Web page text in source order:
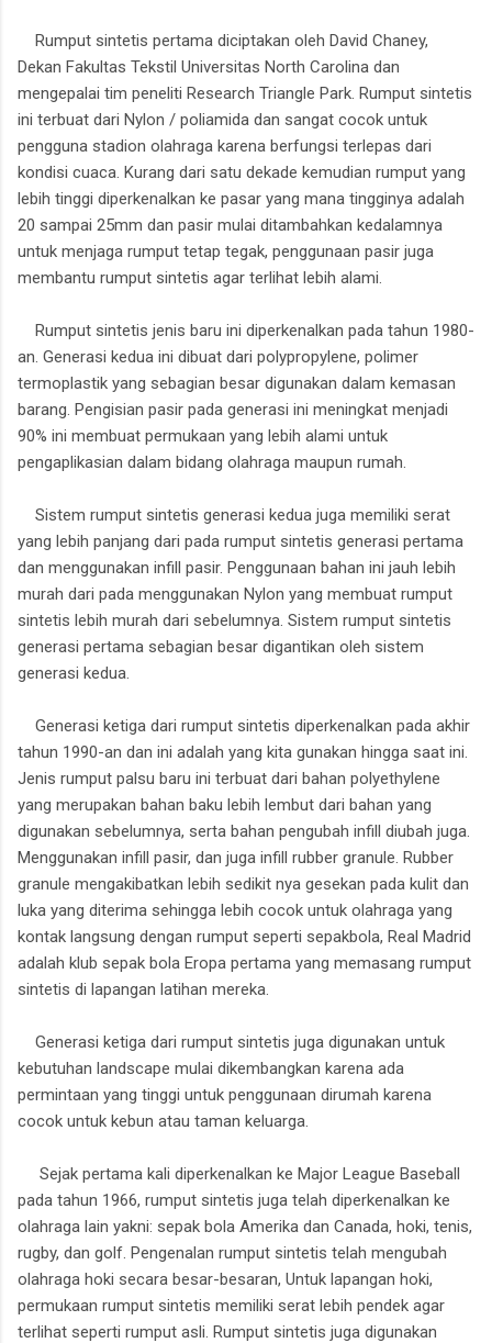
Rumput sintetis pertama diciptakan oleh David Chaney,
Dekan Fakultas Tekstil Universitas North Carolina dan
mengepalai tim peneliti Research Triangle Park. Rumput sintetis
ini terbuat dari Nylon / poliamida dan sangat cocok untuk
pengguna stadion olahraga karena berfungsi terlepas dari
kondisi cuaca. Kurang dari satu dekade kemudian rumput yang
lebih tinggi diperkenalkan ke pasar yang mana tingginya adalah
20 sampai 25mm dan pasir mulai ditambahkan kedalamnya
untuk menjaga rumput tetap tegak, penggunaan pasir juga
membantu rumput sintetis agar terlihat lebih alami.
Rumput sintetis jenis baru ini diperkenalkan pada tahun 1980-
an. Generasi kedua ini dibuat dari polypropylene, polimer
termoplastik yang sebagian besar digunakan dalam kemasan
barang. Pengisian pasir pada generasi ini meningkat menjadi
90% ini membuat permukaan yang lebih alami untuk
pengaplikasian dalam bidang olahraga maupun rumah.
Sistem rumput sintetis generasi kedua juga memiliki serat
yang lebih panjang dari pada rumput sintetis generasi pertama
dan menggunakan infill pasir. Penggunaan bahan ini jauh lebih
murah dari pada menggunakan Nylon yang membuat rumput
sintetis lebih murah dari sebelumnya. Sistem rumput sintetis
generasi pertama sebagian besar digantikan oleh sistem
generasi kedua.
Generasi ketiga dari rumput sintetis diperkenalkan pada akhir
tahun 1990-an dan ini adalah yang kita gunakan hingga saat ini.
Jenis rumput palsu baru ini terbuat dari bahan polyethylene
yang merupakan bahan baku lebih lembut dari bahan yang
digunakan sebelumnya, serta bahan pengubah infill diubah juga.
Menggunakan infill pasir, dan juga infill rubber granule. Rubber
granule mengakibatkan lebih sedikit nya gesekan pada kulit dan
luka yang diterima sehingga lebih cocok untuk olahraga yang
kontak langsung dengan rumput seperti sepakbola, Real Madrid
adalah klub sepak bola Eropa pertama yang memasang rumput
sintetis di lapangan latihan mereka.
Generasi ketiga dari rumput sintetis juga digunakan untuk
kebutuhan landscape mulai dikembangkan karena ada
permintaan yang tinggi untuk penggunaan dirumah karena
cocok untuk kebun atau taman keluarga.
Sejak pertama kali diperkenalkan ke Major League Baseball
pada tahun 1966, rumput sintetis juga telah diperkenalkan ke
olahraga lain yakni: sepak bola Amerika dan Canada, hoki, tenis,
rugby, dan golf. Pengenalan rumput sintetis telah mengubah
olahraga hoki secara besar-besaran, Untuk lapangan hoki,
permukaan rumput sintetis memiliki serat lebih pendek agar
terlihat seperti rumput asli. Rumput sintetis juga digunakan